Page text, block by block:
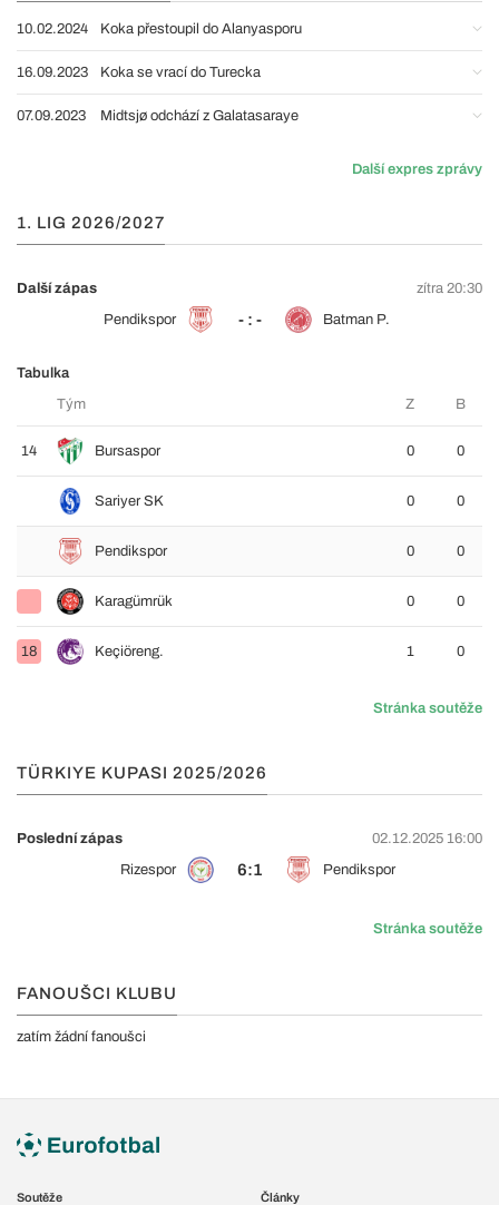
10.02.2024 Koka přestoupil do Alanyasporu
16.09.2023 Koka se vrací do Turecka
07.09.2023 Midtsjø odchází z Galatasaraye
Další expres zprávy
1. LIG 2026/2027
Další zápas
zítra 20:30
Pendikspor
- : - Batman P.
Tabulka
Tým
Z B
14 Bursaspor 0 0
Sariyer SK 0 0
Pendikspor 0 0
Karagümrük 0 0
18 Keçiöreng. 1 0
Stránka soutěže
TÜRKIYE KUPASI 2025/2026
Poslední zápas
02.12.2025 16:00
Rizespor
6:1 Pendikspor
Stránka soutěže
FANOUŠCI KLUBU
zatím žádní fanoušci
Soutěže
Články